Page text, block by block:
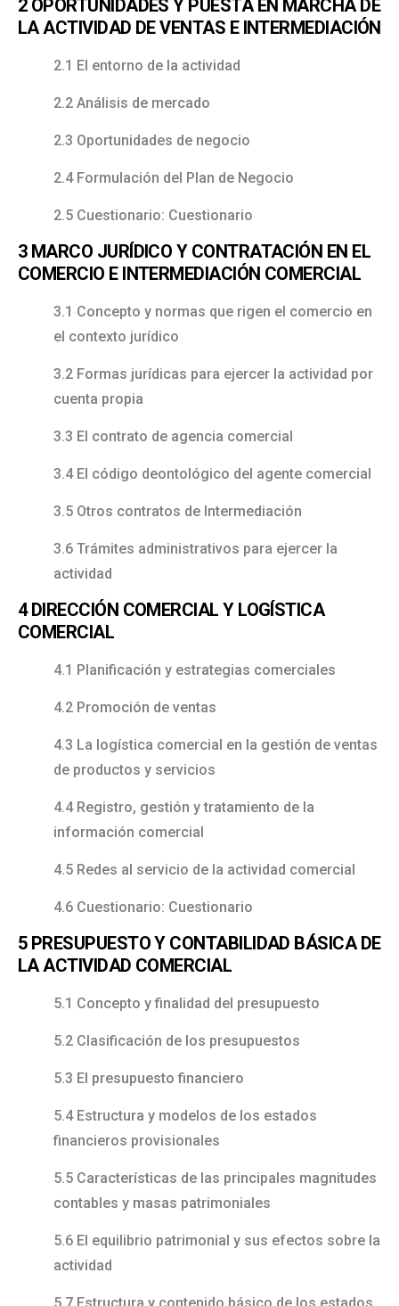
2 OPORTUNIDADES Y PUESTA EN MARCHA DE
LA ACTIVIDAD DE VENTAS E INTERMEDIACIÓN
2.1 El entorno de la actividad
2.2 Análisis de mercado
2.3 Oportunidades de negocio
2.4 Formulación del Plan de Negocio
2.5 Cuestionario: Cuestionario
3 MARCO JURÍDICO Y CONTRATACIÓN EN EL
COMERCIO E INTERMEDIACIÓN COMERCIAL
3.1 Concepto y normas que rigen el comercio en
el contexto jurídico
3.2 Formas jurídicas para ejercer la actividad por
cuenta propia
3.3 El contrato de agencia comercial
3.4 El código deontológico del agente comercial
3.5 Otros contratos de Intermediación
3.6 Trámites administrativos para ejercer la
actividad
4 DIRECCIÓN COMERCIAL Y LOGÍSTICA
COMERCIAL
4.1 Planificación y estrategias comerciales
4.2 Promoción de ventas
4.3 La logística comercial en la gestión de ventas
de productos y servicios
4.4 Registro, gestión y tratamiento de la
información comercial
4.5 Redes al servicio de la actividad comercial
4.6 Cuestionario: Cuestionario
5 PRESUPUESTO Y CONTABILIDAD BÁSICA DE
LA ACTIVIDAD COMERCIAL
5.1 Concepto y finalidad del presupuesto
5.2 Clasificación de los presupuestos
5.3 El presupuesto financiero
5.4 Estructura y modelos de los estados
financieros provisionales
5.5 Características de las principales magnitudes
contables y masas patrimoniales
5.6 El equilibrio patrimonial y sus efectos sobre la
actividad